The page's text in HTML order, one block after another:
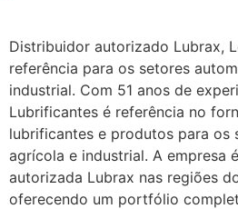
Distribuidor autorizado Lubrax,
referência para os setores
industrial. Com 51 anos de
Lubrificantes é referência no
lubrificantes e produtos para os
agrícola e industrial. A empresa
autorizada Lubrax nas regiões
oferecendo um portfólio